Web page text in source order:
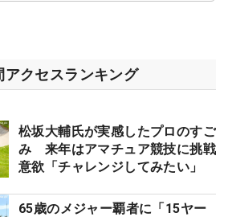
アクセスランキング
松坂大輔氏が実感したプロのすご
み 来年はアマチュア競技に挑戦
意欲「チャレンジしてみたい」
65歳のメジャー覇者に「15ヤー